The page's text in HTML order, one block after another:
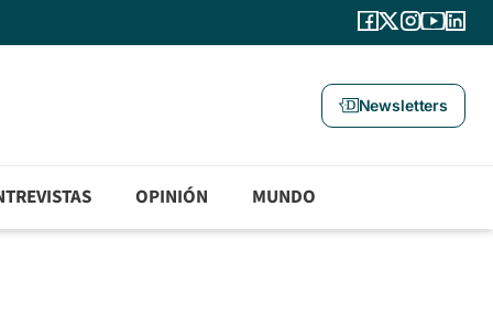
Newsletters
OPINIÓN MUNDO